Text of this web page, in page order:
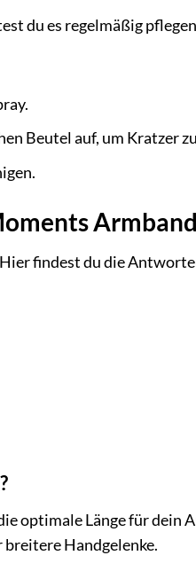
du es regelmäßig
Beutel auf, um Kratzer
Armband
findest du die
optimale Länge für
breitere Handgelenke.